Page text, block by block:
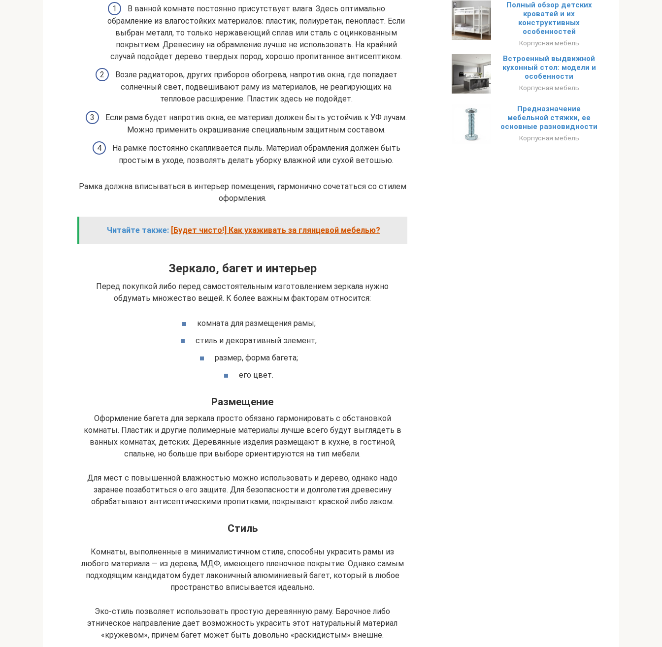
В ванной комнате постоянно присутствует влага. Здесь оптимально
обрамление из влагостойких материалов: пластик, полиуретан, пенопласт. Если
выбран металл, то только нержавеющий сплав или сталь с оцинкованным
покрытием. Древесину на обрамление лучше не использовать. На крайний
случай подойдет дерево твердых пород, хорошо пропитанное антисептиком.
Возле радиаторов, других приборов обогрева, напротив окна, где попадает
солнечный свет, подвешивают раму из материалов, не реагирующих на
тепловое расширение. Пластик здесь не подойдет.
Если рама будет напротив окна, ее материал должен быть устойчив к УФ лучам.
Можно применить окрашивание специальным защитным составом.
На рамке постоянно скапливается пыль. Материал обрамления должен быть
простым в уходе, позволять делать уборку влажной или сухой ветошью.
Рамка должна вписываться в интерьер помещения, гармонично сочетаться со стилем
оформления.
Читайте также: [Будет чисто!] Как ухаживать за глянцевой мебелью?
Зеркало, багет и интерьер
Перед покупкой либо перед самостоятельным изготовлением зеркала нужно
обдумать множество вещей. К более важным факторам относится:
комната для размещения рамы;
стиль и декоративный элемент;
размер, форма багета;
его цвет.
Размещение
Оформление багета для зеркала просто обязано гармонировать с обстановкой
комнаты. Пластик и другие полимерные материалы лучше всего будут выглядеть в
ванных комнатах, детских. Деревянные изделия размещают в кухне, в гостиной,
спальне, но больше при выборе ориентируются на тип мебели.
Для мест с повышенной влажностью можно использовать и дерево, однако надо
заранее позаботиться о его защите. Для безопасности и долголетия древесину
обрабатывают антисептическими пропитками, покрывают краской либо лаком.
Стиль
Комнаты, выполненные в минималистичном стиле, способны украсить рамы из
любого материала — из дерева, МДФ, имеющего пленочное покрытие. Однако самым
подходящим кандидатом будет лаконичный алюминиевый багет, который в любое
пространство вписывается идеально.
Эко-стиль позволяет использовать простую деревянную раму. Барочное либо
этническое направление дает возможность украсить этот натуральный материал
«кружевом», причем багет может быть довольно «раскидистым» внешне.
Полный обзор детских
кроватей и их
конструктивных
особенностей
Корпусная мебель
Встроенный выдвижной
кухонный стол: модели и
особенности
Корпусная мебель
Предназначение
мебельной стяжки, ее
основные разновидности
Корпусная мебель